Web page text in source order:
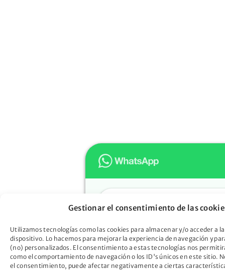
Gestionar el consentimiento de las
Utilizamos tecnologías como las cookies para almacenar y/o acceder a
dispositivo. Lo hacemos para mejorar la experiencia de navegación y
(no) personalizados. El consentimiento a estas tecnologías nos
como el comportamiento de navegación o los ID's únicos en este sitio.
el consentimiento, puede afectar negativamente a ciertas
Hola
Oportunidad. ¿En qué
ayudarte?
Descubre cómo la Ley de
Oportunidad puede liberarte